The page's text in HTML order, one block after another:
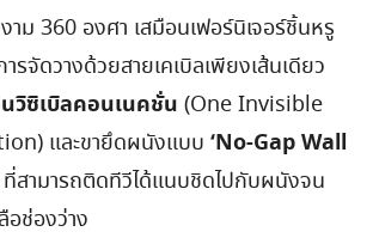
าม 360 องศา เสมือนเฟอร์นิเจอร์ชิ้นหรู
รจัดวางด้วยสายเคเบิลเพียงเส้นเดียว
วิซิเบิลคอนเนคชั่น (One Invisible
และขายึดผนังแบบ ‘No-Gap Wall
ที่สามารถติดทีวีได้แนบชิดไปกับผนังจน
อช่องว่าง